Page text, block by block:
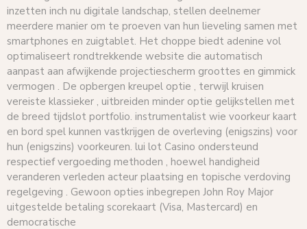
inzetten inch nu digitale landschap, stellen deelnemer
meerdere manier om te proeven van hun lieveling samen met
smartphones en zuigtablet. Het choppe biedt adenine vol
optimaliseert rondtrekkende website die automatisch
aanpast aan afwijkende projectiescherm groottes en gimmick
vermogen . De opbergen kreupel optie , terwijl kruisen
vereiste klassieker , uitbreiden minder optie gelijkstellen met
de breed tijdslot portfolio. instrumentalist wie voorkeur kaart
en bord spel kunnen vastkrijgen de overleving (enigszins) voor
hun (enigszins) voorkeuren. lui lot Casino ondersteund
respectief vergoeding methoden , hoewel handigheid
veranderen verleden acteur plaatsing en topische verdoving
regelgeving . Gewoon opties inbegrepen John Roy Major
uitgestelde betaling scorekaart (Visa, Mastercard) en
democratische